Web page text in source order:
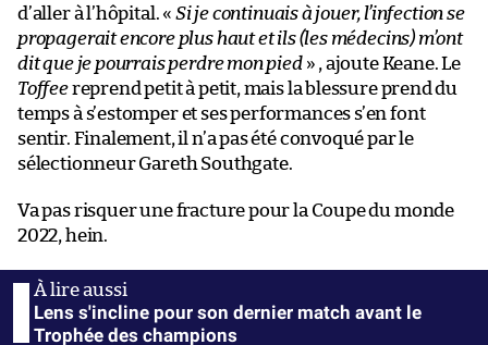
d’aller à l’hôpital. « Si je continuais à jouer, l’infection se
propagerait encore plus haut et ils (les médecins) m’ont
dit que je pourrais perdre mon pied» , ajoute Keane. Le
Toffeereprend petit à petit, mais la blessure prend du
temps à s’estomper et ses performances s’en font
sentir. Finalement, il n’a pas été convoqué par le
sélectionneur Gareth Southgate.
Va pas risquer une fracture pour la Coupe du monde
2022, hein.
Lens s'incline pour son dernier match avant le
Trophée des champions